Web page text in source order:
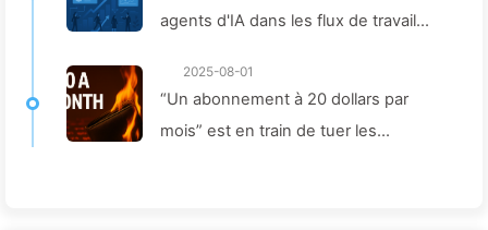
concurrents d'améliorer leur
performance de 90 % ? — Apprendre
lentement l'IA 169
agents d'IA dans les flux de travail
2025-08-01
“Un abonnement à 20 dollars par
mois” est en train de tuer les